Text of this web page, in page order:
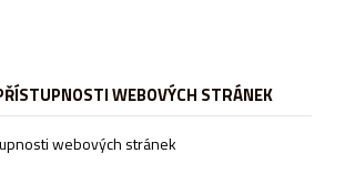
WEBOVÝCH STRÁNEK
webových stránek